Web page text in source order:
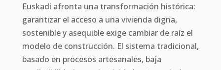
Euskadi afronta una transformación histórica:
garantizar el acceso a una vivienda digna,
sostenible y asequible exige cambiar de raíz el
modelo de construcción. El sistema tradicional,
basado en procesos artesanales, baja